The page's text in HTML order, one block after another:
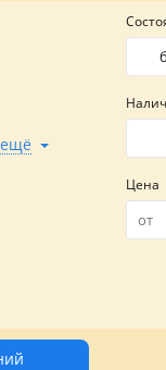
ещё
Цена